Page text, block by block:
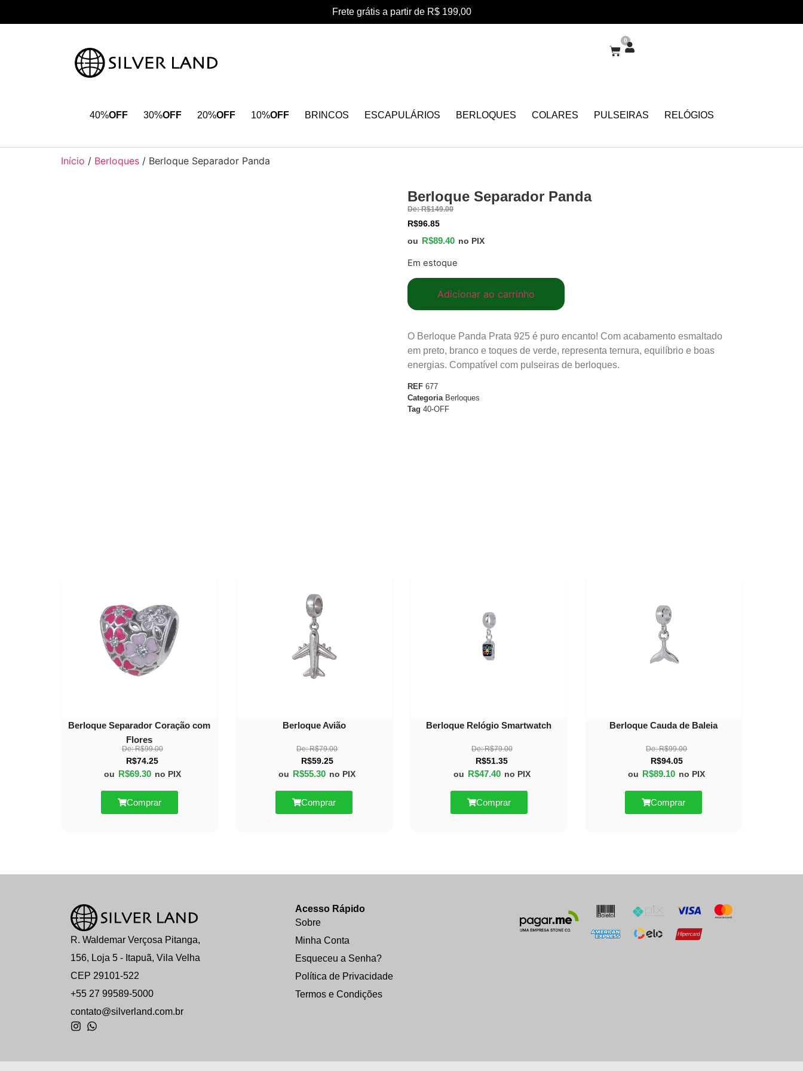
Frete grátis a partir de R$ 199,00
0
40%OFF 30%OFF 20%OFF 10%OFF BRINCOS ESCAPULÁRIOS BERLOQUES COLARES PULSEIRAS RELÓGIOS
Início / Berloques / Berloque Separador Panda
Berloque Separador Panda
De:R$149.00
R$96.85
ou R$89.40 no PIX
Em estoque
Adicionar ao carrinho
O Berloque Panda Prata 925 é puro encanto! Com acabamento esmaltado
em preto, branco e toques de verde, representa ternura, equilíbrio e boas
energias. Compatível com pulseiras de berloques.
REF 677
Categoria Berloques
Tag 40-OFF
Berloque Separador Coração com
Flores
De:R$99.00
R$74.25
ou R$69.30 no PIX
Comprar
Berloque Avião
De:R$79.00
R$59.25
ou R$55.30 no PIX
Comprar
Berloque Relógio Smartwatch
De:R$79.00
R$51.35
ou R$47.40 no PIX
Comprar
Berloque Cauda de Baleia
De:R$99.00
R$94.05
ou R$89.10 no PIX
Comprar
R. Waldemar Verçosa Pitanga,
156, Loja 5 - Itapuã, Vila Velha
CEP 29101-522
+55 27 99589-5000
contato@silverland.com.br
Acesso Rápido
Sobre
Minha Conta
Esqueceu a Senha?
Política de Privacidade
Termos e Condições